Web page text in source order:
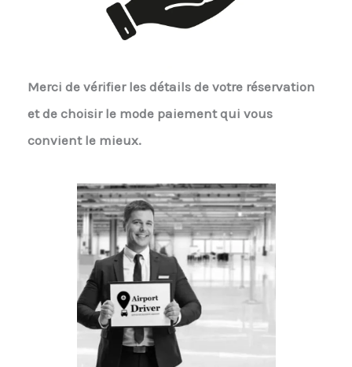
Merci de vérifier les détails de votre réservation
et de choisir le mode paiement qui vous
convient le mieux.